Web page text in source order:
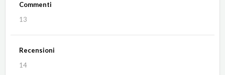
Commenti
13
Recensioni
14